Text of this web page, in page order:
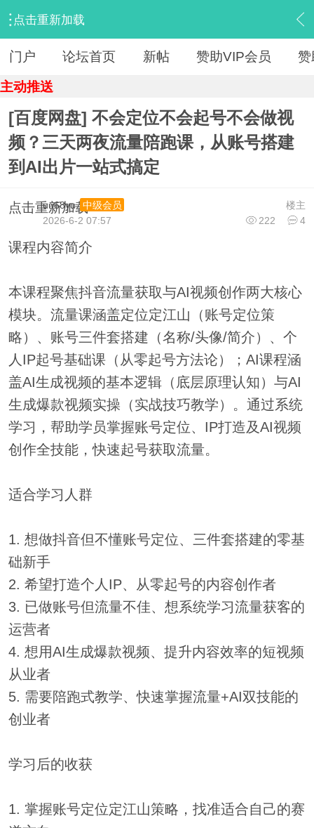
点击重新加载
› 【 资源区 】 › 『资源杂烩』 › 内容
门户 论坛首页 新帖 赞助VIP会员 赞
主动推送
[百度网盘] 不会定位不会起号不会做视
频？三天两夜流量陪跑课，从账号搭建
到AI出片一站式搞定
点击重新加载 楼主
uu68yu
中级会员
222
4
2026-6-2 07:57
课程内容简介
本课程聚焦抖音流量获取与AI视频创作两大核心
模块。流量课涵盖定位定江山（账号定位策
略）、账号三件套搭建（名称/头像/简介）、个
人IP起号基础课（从零起号方法论）；AI课程涵
盖AI生成视频的基本逻辑（底层原理认知）与AI
生成爆款视频实操（实战技巧教学）。通过系统
学习，帮助学员掌握账号定位、IP打造及AI视频
创作全技能，快速起号获取流量。
适合学习人群
1. 想做抖音但不懂账号定位、三件套搭建的零基
础新手
2. 希望打造个人IP、从零起号的内容创作者
3. 已做账号但流量不佳、想系统学习流量获客的
运营者
4. 想用AI生成爆款视频、提升内容效率的短视频
从业者
5. 需要陪跑式教学、快速掌握流量+AI双技能的
创业者
学习后的收获
1. 掌握账号定位定江山策略，找准适合自己的赛